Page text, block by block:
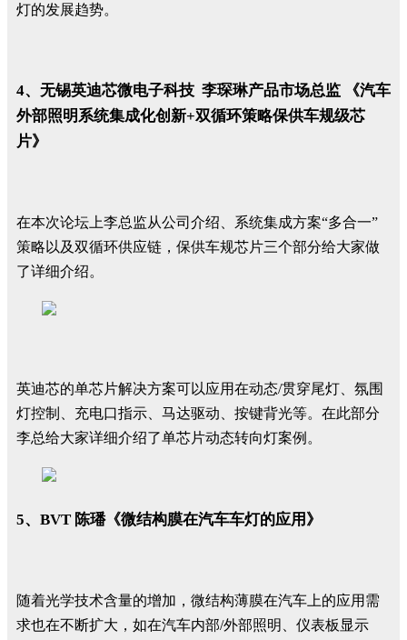
灯的发展趋势。
4、无锡英迪芯微电子科技 李琛琳产品市场总监 《汽车
外部照明系统集成化创新+双循环策略保供车规级芯
片》
在本次论坛上李总监从公司介绍、系统集成方案“多合一”
策略以及双循环供应链，保供车规芯片三个部分给大家做
了详细介绍。
英迪芯的单芯片解决方案可以应用在动态/贯穿尾灯、氛围
灯控制、充电口指示、马达驱动、按键背光等。在此部分
李总给大家详细介绍了单芯片动态转向灯案例。
5、BVT 陈璠《微结构膜在汽车车灯的应用》
随着光学技术含量的增加，微结构薄膜在汽车上的应用需
求也在不断扩大，如在汽车内部/外部照明、仪表板显示